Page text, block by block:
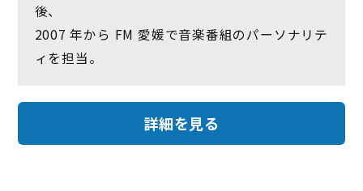
後、
2007 年から FM 愛媛で音楽番組のパーソナリテ
ィを担当。
詳細を見る